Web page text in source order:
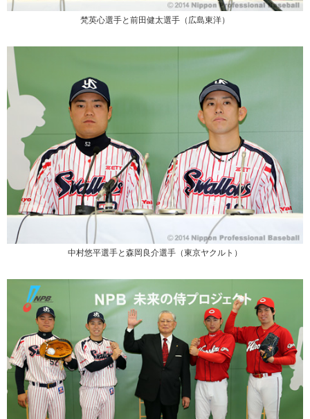
梵英心選手と前田健太選手（広島東洋）
中村悠平選手と森岡良介選手（東京ヤクルト）